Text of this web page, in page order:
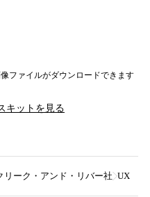
ファイルがダウンロードできます
キットを見る
リーク・アンド・リバー社 UXデ